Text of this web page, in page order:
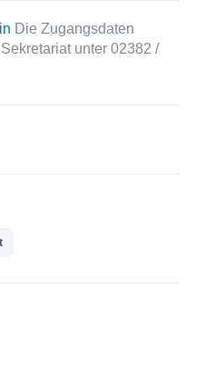
Die Zugangsdaten
unter 02382 /